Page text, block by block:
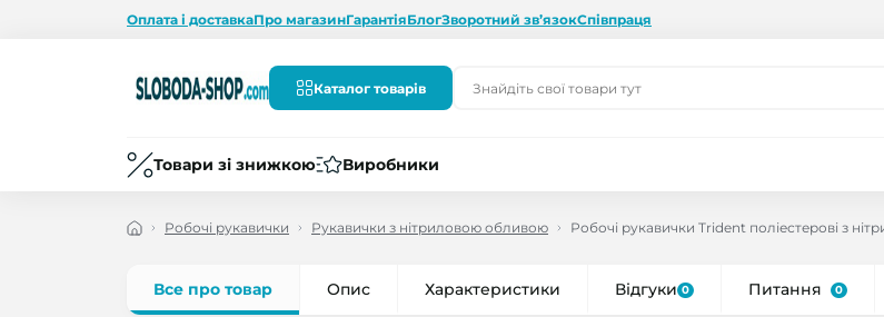
Оплата і доставкаПро магазинГарантіяБлогЗворотний зв’язокСпівпраця
Каталог товарів
Товари зі знижкою Виробники
Робочі рукавички Рукавички з нітриловою обливою Робочі рукавички Trident поліестерові з
Все про товар Опис Характеристики Відгуки 0 Питання 0